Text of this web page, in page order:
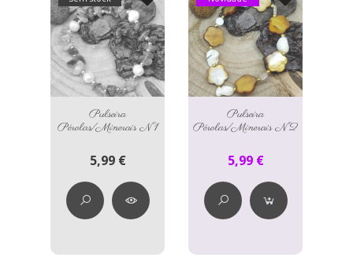
Pulseira
Pérolas/Minerais N°1
5,99 €
Pulseira
Pérolas/Minerais N°2
5,99 €